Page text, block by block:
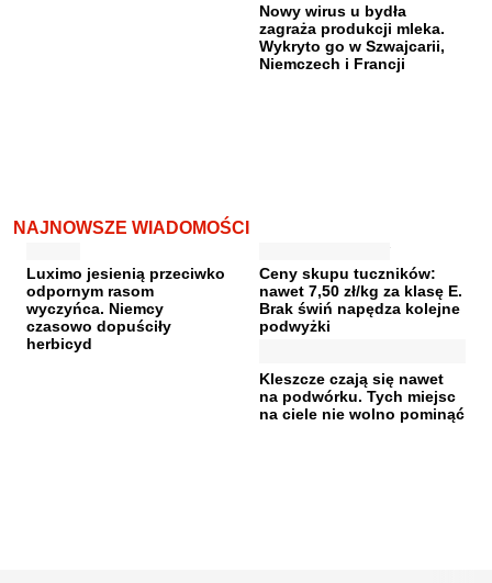
Nowy wirus u bydła
zagraża produkcji mleka.
Wykryto go w Szwajcarii,
Niemczech i Francji
NAJNOWSZE WIADOMOŚCI
Luximo jesienią przeciwko
odpornym rasom
wyczyńca. Niemcy
czasowo dopuściły
herbicyd
Ceny skupu tuczników:
nawet 7,50 zł/kg za klasę E.
Brak świń napędza kolejne
podwyżki
Kleszcze czają się nawet
na podwórku. Tych miejsc
na ciele nie wolno pominąć